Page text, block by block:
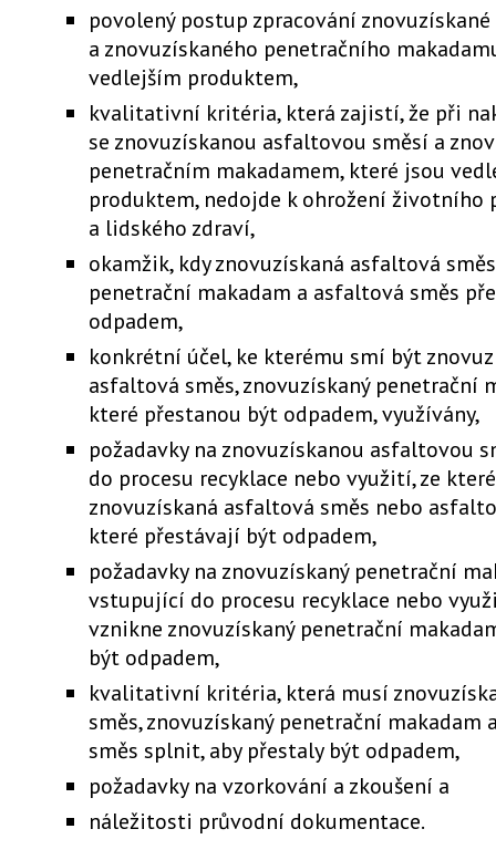
povolený postup zpracování
a znovuzískaného penetračního
vedlejším produktem,
kvalitativní kritéria, která zajistí, že při
se znovuzískanou asfaltovou směsí a
penetračním makadamem, které jsou
produktem, nedojde k ohrožení životního
a lidského zdraví,
okamžik, kdy znovuzískaná asfaltová
penetrační makadam a asfaltová směs
odpadem,
konkrétní účel, ke kterému smí být
asfaltová směs, znovuzískaný penetrační
které přestanou být odpadem, využívány,
požadavky na znovuzískanou asfaltovou
do procesu recyklace nebo využití, ze
znovuzískaná asfaltová směs nebo
které přestávají být odpadem,
požadavky na znovuzískaný penetrační
vstupující do procesu recyklace nebo
vznikne znovuzískaný penetrační
být odpadem,
kvalitativní kritéria, která musí
směs, znovuzískaný penetrační makadam
směs splnit, aby přestaly být odpadem,
požadavky na vzorkování a zkoušení a
náležitosti průvodní dokumentace.